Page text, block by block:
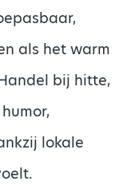
als het warm
bij hitte,
lokale